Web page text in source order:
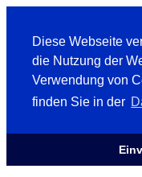
Diese Webseite
die Nutzung der
Verwendung von
finden Sie in der